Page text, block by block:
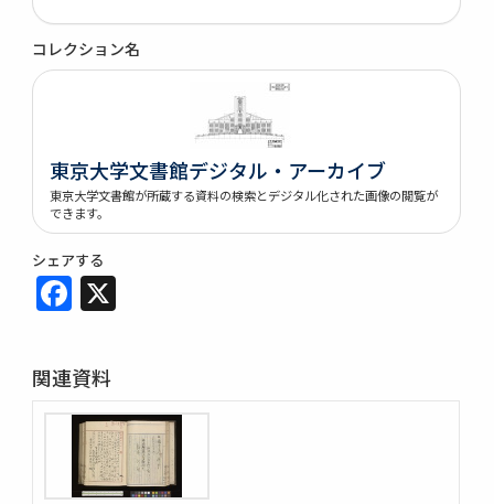
コレクション名
東京大学文書館デジタル・アーカイブ
東京大学文書館が所蔵する資料の検索とデジタル化された画像の閲覧が
できます。
シェアする
Facebook
関連資料